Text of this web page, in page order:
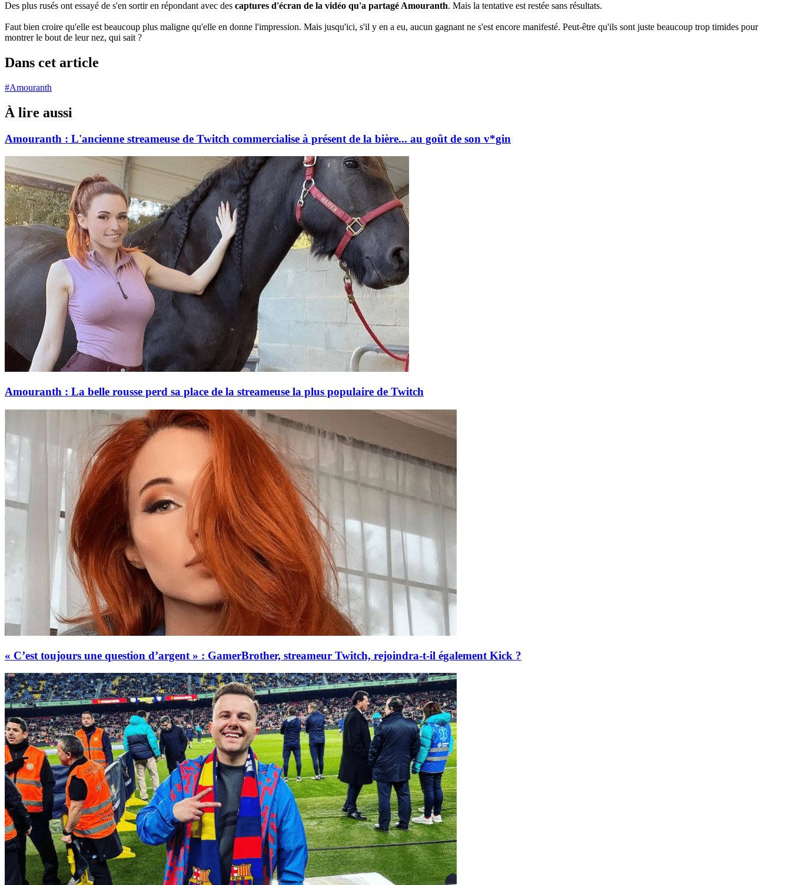
Des plus rusés ont essayé de s'en sortir en répondant avec des captures d'écran de la vidéo qu'a partagé Amouranth. Mais la tentative est restée sans résultats.
Faut bien croire qu'elle est beaucoup plus maligne qu'elle en donne l'impression. Mais jusqu'ici, s'il y en a eu, aucun gagnant ne s'est encore manifesté. Peut-être qu'ils sont juste beaucoup trop timides pour
montrer le bout de leur nez, qui sait ?
Dans cet article
#Amouranth
À lire aussi
Amouranth : L'ancienne streameuse de Twitch commercialise à présent de la bière... au goût de son v*gin
Amouranth : La belle rousse perd sa place de la streameuse la plus populaire de Twitch
« C’est toujours une question d’argent » : GamerBrother, streameur Twitch, rejoindra-t-il également Kick ?